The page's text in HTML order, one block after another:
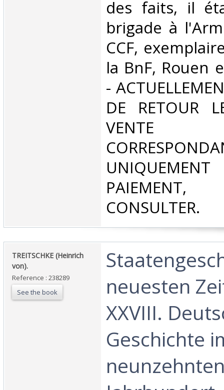
des faits, il
brigade à
CCF,
la BnF, Rouen
-
DE RETOUR
CONSULTER.‎
‎TREITSCHKE (Heinrich
von).‎
Reference : 238289
See the book
neuesten
XXVIII.
Geschichte